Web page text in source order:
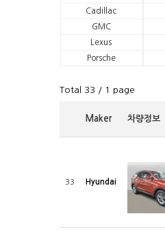
Cadillac
GMC
Lexus
Porsche
Total 33 / 1 page
Maker 차량정보
33 Hyundai